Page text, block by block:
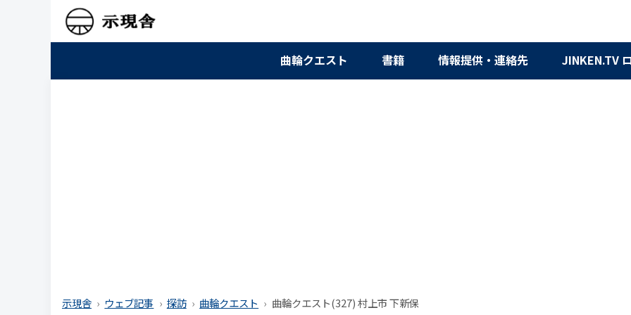
曲輪クエスト 書籍 情報提供・連絡先 JINKEN.TV
示現舎 ウェブ記事 探訪 曲輪クエスト 曲輪クエスト(327) 村上市 下新保